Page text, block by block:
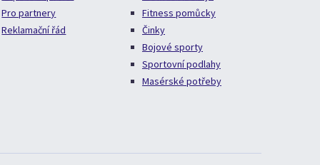
Pro partnery
Reklamační řád
Fitness pomůcky
Činky
Bojové sporty
Sportovní podlahy
Masérské potřeby